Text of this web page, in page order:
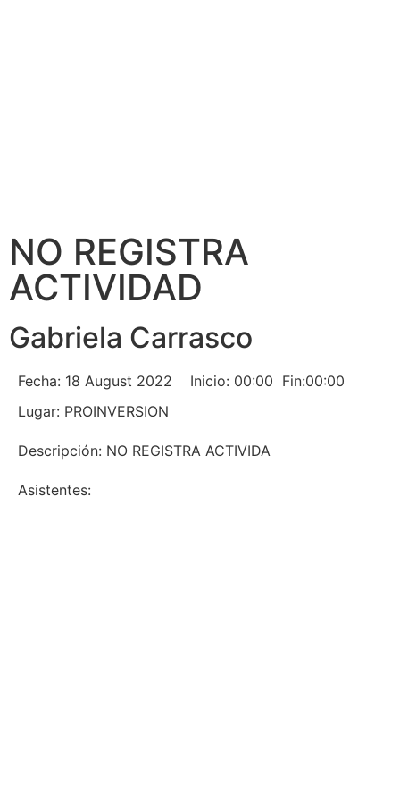
NO REGISTRA
ACTIVIDAD
Gabriela Carrasco
Fecha: 18 August 2022 Inicio: 00:00 Fin:00:00
Lugar: PROINVERSION
Descripción: NO REGISTRA ACTIVIDA
Asistentes: